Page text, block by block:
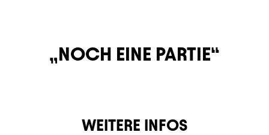
NOCH EINE PARTIE
WEITERE INFOS